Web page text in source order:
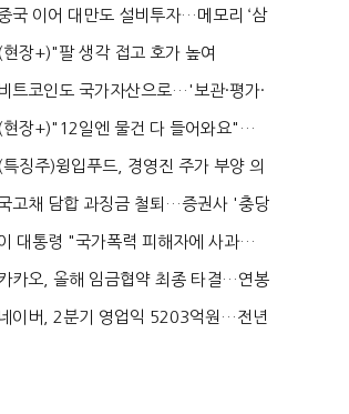
로봇·AI 등 논...
국 이어 대만도 설비투자…메모리 ‘삼
국전쟁’
(현장+)"팔 생각 접고 호가 높여
요"…'덜 똘똘한 한 채' 20...
비트코인도 국가자산으로…'보관·평가·
처분' 기준은 ...
(현장+)"12일엔 물건 다 들어와요"…
빈 매대 채우며 문 연 ...
(특징주)윙입푸드, 경영진 주가 부양 의
지에 상한가...
고채 담합 과징금 철퇴…증권사 '충당
금 폭탄' 우려...
대통령 "국가폭력 피해자에 사과…
적극적 조사로 진...
카오, 올해 임금협약 최종 타결…연봉
6.3% 인상·격려...
네이버, 2분기 영업익 5203억원…전년